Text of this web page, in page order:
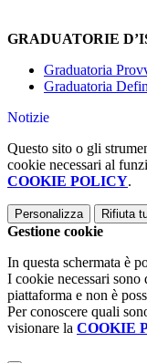
GRADUATORIE
Graduatoria
Graduatoria
Notizie
Questo sito o gli
cookie necessari al
COOKIE POLICY.
Personalizza Rifiuta
Gestione cookie
In questa schermata è
I cookie necessari
piattaforma e non è
Per conoscere quali
visionare la COOKIE